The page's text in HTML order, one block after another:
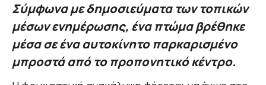
Σύμφωνα με δημοσιεύματα των τοπικών
μέσων ενημέρωσης, ένα πτώμα βρέθηκε
μέσα σε ένα αυτοκίνητο παρκαρισμένο
μπροστά από το προπονητικό κέντρο.